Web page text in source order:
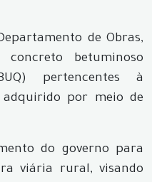
de Obras,
betuminoso
pertencentes à
adquirido por meio de
do governo para
viária rural, visando